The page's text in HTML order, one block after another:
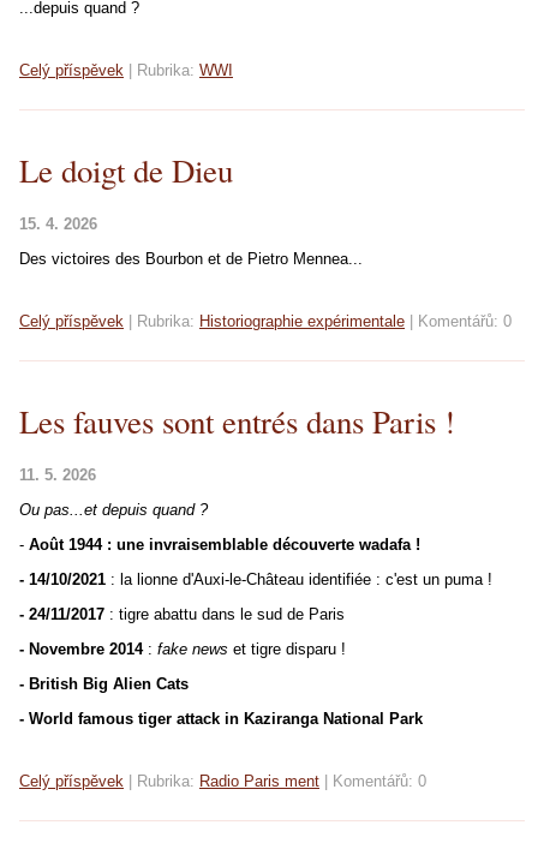
...depuis quand ?
Celý příspěvek Rubrika: WWI
Le doigt de Dieu
15. 4. 2026
Des victoires des Bourbon et de Pietro Mennea...
Celý příspěvek Rubrika: Historiographie expérimentale Komentářů: 0
Les fauves sont entrés dans Paris !
11. 5. 2026
Ou pas...et depuis quand ?
- Août 1944 : une invraisemblable découverte wadafa !
- 14/10/2021 : la lionne d'Auxi-le-Château identifiée : c'est un puma !
- 24/11/2017 : tigre abattu dans le sud de Paris
- Novembre 2014 : fake news et tigre disparu !
- British Big Alien Cats
- World famous tiger attack in Kaziranga National Park
Celý příspěvek Rubrika: Radio Paris ment Komentářů: 0